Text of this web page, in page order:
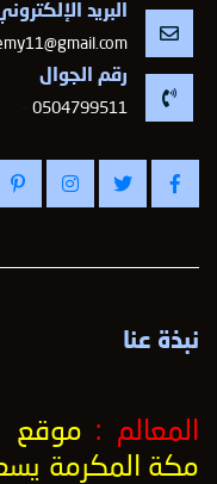
البريد
رقم الجوال
0504799511
-
نبذة عنا
المعالم : موقع
مكة المكرمة